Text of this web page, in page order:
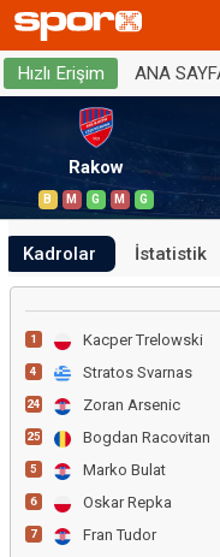
Hızlı Erişim ANA
Rakow
B M G M G
Kadrolar İstatistik
1 Kacper Trelowski
4 Stratos Svarnas
24 Zoran Arsenic
25 Bogdan Racovitan
5 Marko Bulat
6 Oskar Repka
7 Fran Tudor